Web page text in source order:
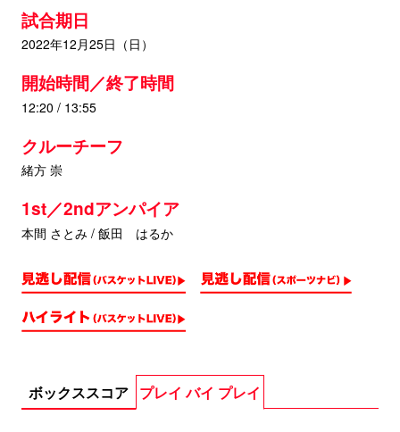
試合期日
2022年12月25日（日）
開始時間／終了時間
12:20 / 13:55
クルーチーフ
緒方 崇
1st／2ndアンパイア
本間 さとみ / 飯田 はるか
ボックススコア プレイ バイ プレイ